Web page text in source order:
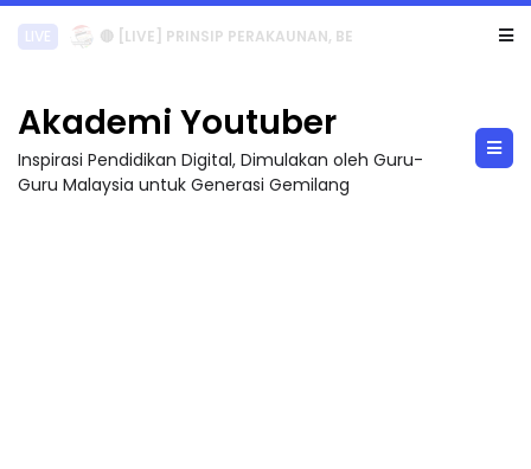
TRANSFORMASI DIGITAL GURU SIRI 7 : PAHLAWAN DIGITAL PENYELAMAT DUNIA
Akademi Youtuber
Inspirasi Pendidikan Digital, Dimulakan oleh Guru-
Guru Malaysia untuk Generasi Gemilang